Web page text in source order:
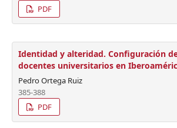
PDF
Identidad y alteridad. Configuración
docentes universitarios en
Pedro Ortega Ruiz
385-388
PDF